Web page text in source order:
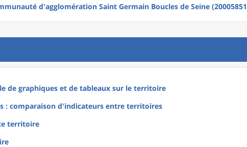
d'agglomération Saint Germain Boucles de Seine
de graphiques et de tableaux sur le territoire
: comparaison d'indicateurs entre territoires
territoire